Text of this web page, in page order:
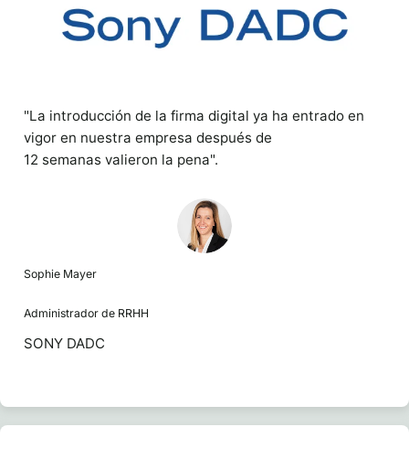
"La introducción de la firma digital ya ha entrado en
vigor en nuestra empresa después de
12 semanas valieron la pena".
Sophie Mayer
Administrador de RRHH
SONY DADC